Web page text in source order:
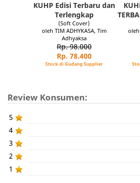
KUHP Edisi Terbaru dan
Terlengkap
(Soft Cover)
oleh TIM ADHYKASA, Tim
Adhyaksa
Rp. 98.000
Rp. 78.400
Stock di Gudang Supplier
oleh
Review Konsumen:
5
4
3
2
1